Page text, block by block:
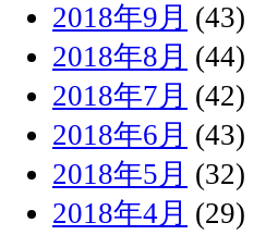
2018年9月 (43)
2018年8月 (44)
2018年7月 (42)
2018年6月 (43)
2018年5月 (32)
2018年4月 (29)